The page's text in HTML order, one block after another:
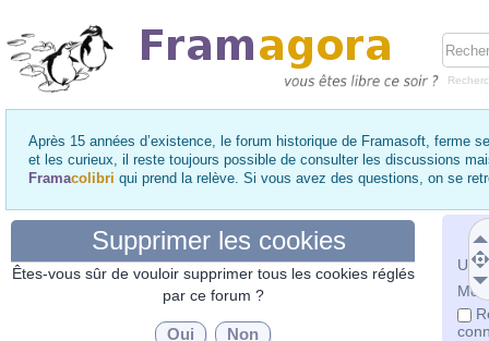
Après 15 années d’existence, le forum historique de Framasoft, ferme
et les curieux, il reste toujours possible de consulter les discussions
Framacolibri qui prend la relève. Si vous avez des questions, on se
Mot
Supprimer les cookies
Êtes-vous sûr de vouloir supprimer tous les cookies réglés
par ce forum ?